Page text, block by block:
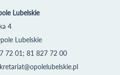
Lubelskie
4
Lubelskie
72 01; 81 827 72 00